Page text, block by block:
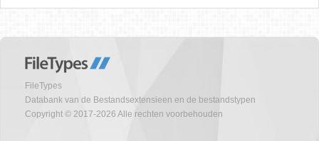
FileTypes
Databank van de Bestandsextensieen en de bestandstypen
Copyright © 2017-2026 Alle rechten voorbehouden